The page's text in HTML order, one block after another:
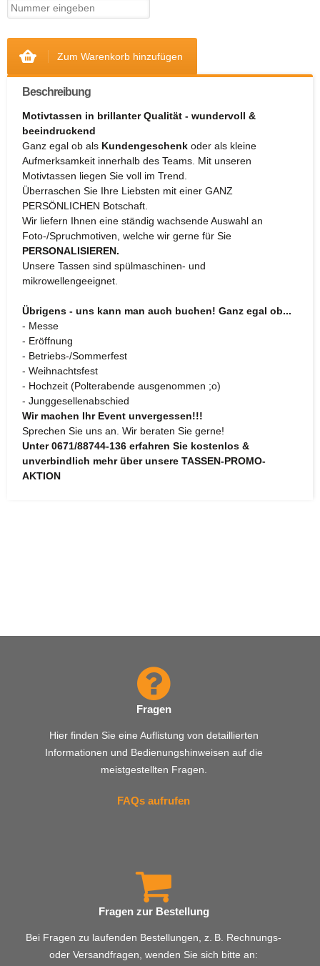
Zum Warenkorb hinzufügen
Beschreibung
Motivtassen in brillanter Qualität - wundervoll &
beeindruckend
Ganz egal ob als Kundengeschenk oder als kleine
Aufmerksamkeit innerhalb des Teams. Mit unseren
Motivtassen liegen Sie voll im Trend.
Überraschen Sie Ihre Liebsten mit einer GANZ
PERSÖNLICHEN Botschaft.
Wir liefern Ihnen eine ständig wachsende Auswahl an
Foto-/Spruchmotiven, welche wir gerne für Sie
PERSONALISIEREN.
Unsere Tassen sind spülmaschinen- und
mikrowellengeeignet.
Übrigens - uns kann man auch buchen! Ganz egal ob...
- Messe
- Eröffnung
- Betriebs-/Sommerfest
- Weihnachtsfest
- Hochzeit (Polterabende ausgenommen ;o)
- Junggesellenabschied
Wir machen Ihr Event unvergessen!!!
Sprechen Sie uns an. Wir beraten Sie gerne!
Unter 0671/88744-136 erfahren Sie kostenlos &
unverbindlich mehr über unsere TASSEN-PROMO-
AKTION
Fragen
Hier finden Sie eine Auflistung von detaillierten
Informationen und Bedienungshinweisen auf die
meistgestellten Fragen.
FAQs aufrufen
Fragen zur Bestellung
Bei Fragen zu laufenden Bestellungen, z. B. Rechnungs-
oder Versandfragen, wenden Sie sich bitte an: